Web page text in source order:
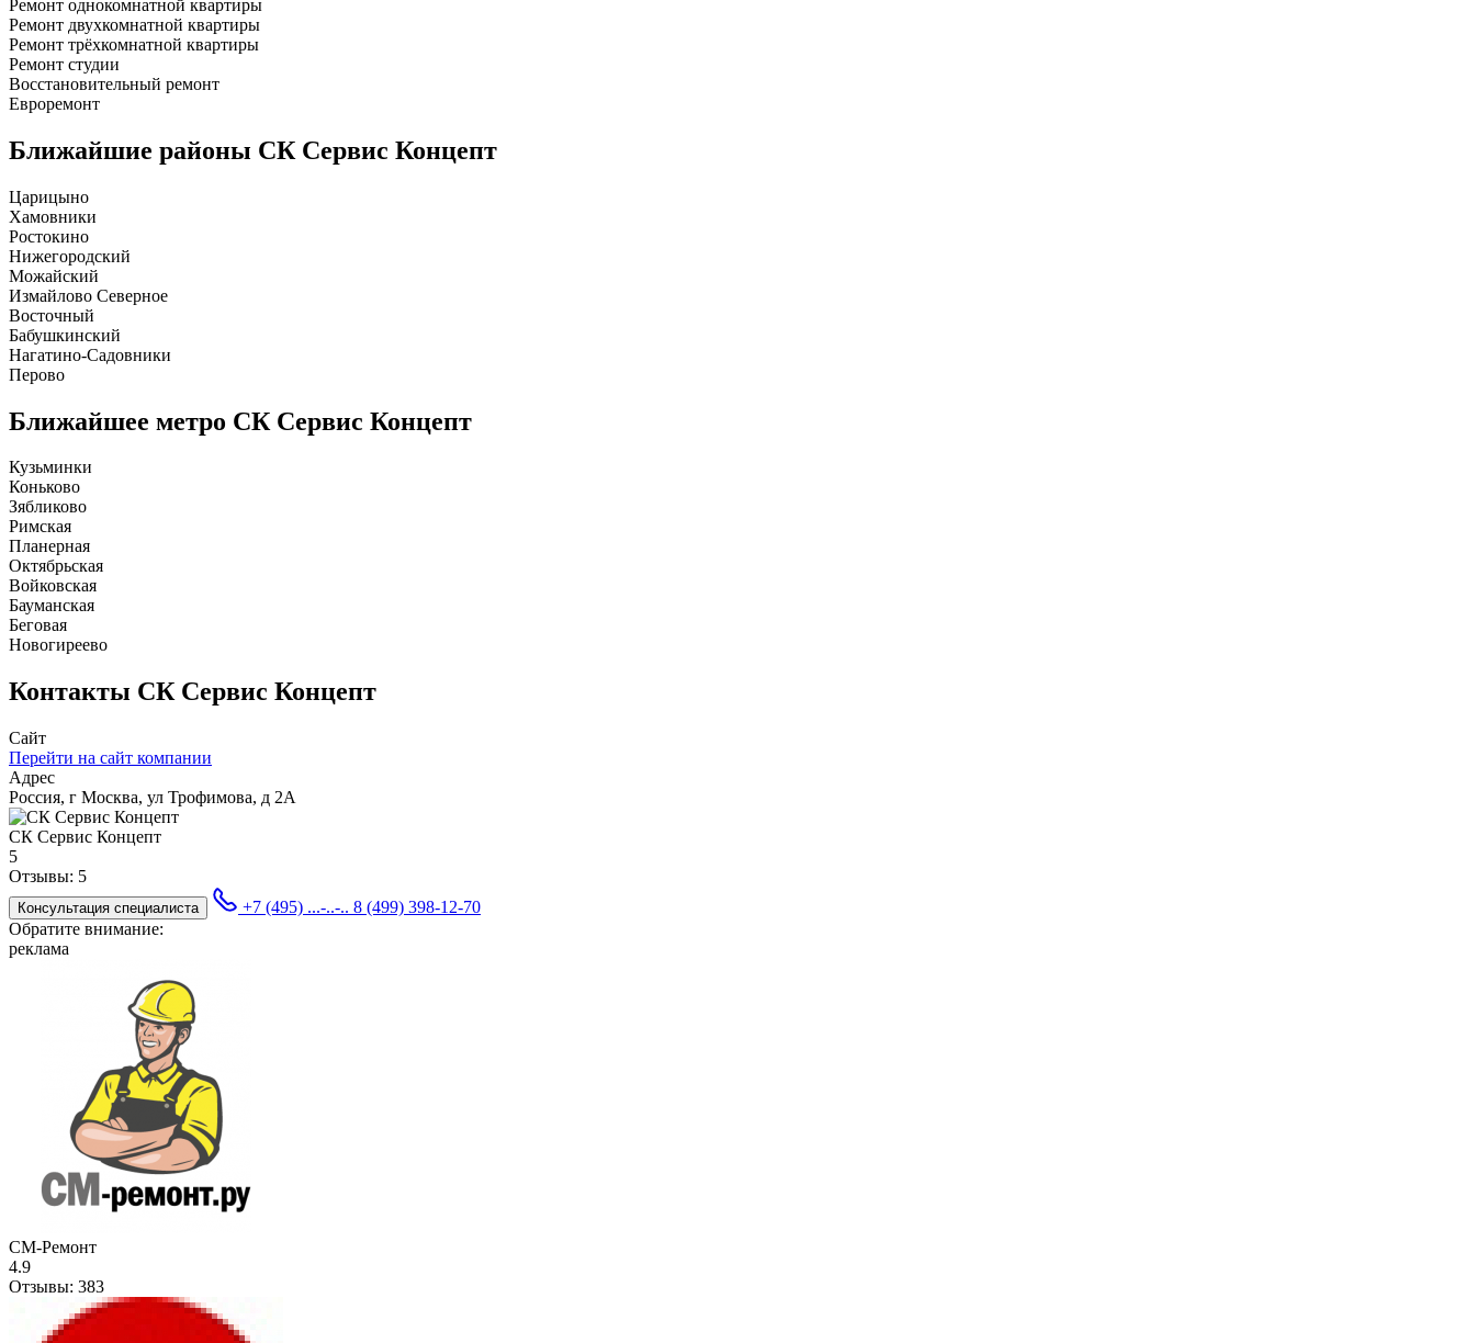
Ремонт однокомнатной квартиры
Ремонт двухкомнатной квартиры
Ремонт трёхкомнатной квартиры
Ремонт студии
Восстановительный ремонт
Евроремонт
Ближайшие районы СК Сервис Концепт
Царицыно
Хамовники
Ростокино
Нижегородский
Можайский
Измайлово Северное
Восточный
Бабушкинский
Нагатино-Садовники
Перово
Ближайшее метро СК Сервис Концепт
Кузьминки
Коньково
Зябликово
Римская
Планерная
Октябрьская
Войковская
Бауманская
Беговая
Новогиреево
Контакты СК Сервис Концепт
Сайт
Перейти на сайт компании
Адрес
Россия, г Москва, ул Трофимова, д 2А
СК Сервис Концепт
5
Отзывы: 5
Консультация специалиста +7 (495) ...-..-.. 8 (499) 398-12-70
Обратите внимание:
реклама
СМ-Ремонт
4.9
Отзывы: 383